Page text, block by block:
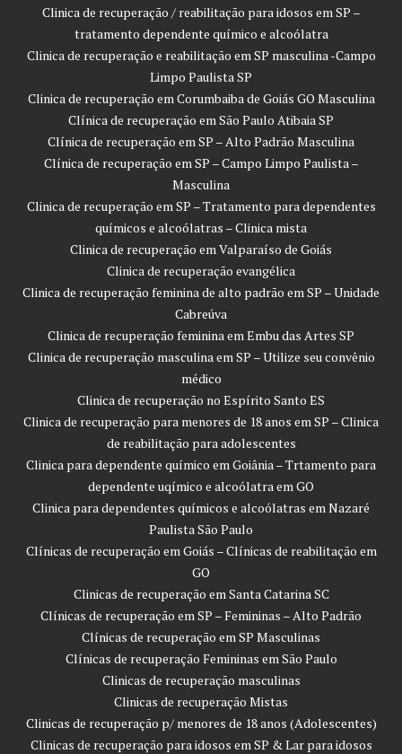
Clinica de recuperação / reabilitação para idosos em SP –
tratamento dependente químico e alcoólatra
Clinica de recuperação e reabilitação em SP masculina -Campo
Limpo Paulista SP
Clinica de recuperação em Corumbaiba de Goiás GO Masculina
Clínica de recuperação em São Paulo Atibaia SP
Clínica de recuperação em SP – Alto Padrão Masculina
Clínica de recuperação em SP – Campo Limpo Paulista –
Masculina
Clinica de recuperação em SP – Tratamento para dependentes
químicos e alcoólatras – Clinica mista
Clinica de recuperação em Valparaíso de Goiás
Clinica de recuperação evangélica
Clinica de recuperação feminina de alto padrão em SP – Unidade
Cabreúva
Clinica de recuperação feminina em Embu das Artes SP
Clinica de recuperação masculina em SP – Utilize seu convênio
médico
Clinica de recuperação no Espírito Santo ES
Clinica de recuperação para menores de 18 anos em SP – Clinica
de reabilitação para adolescentes
Clinica para dependente químico em Goiânia – Trtamento para
dependente uqímico e alcoólatra em GO
Clinica para dependentes químicos e alcoólatras em Nazaré
Paulista São Paulo
Clínicas de recuperação em Goiás – Clínicas de reabilitação em
GO
Clinicas de recuperação em Santa Catarina SC
Clínicas de recuperação em SP – Femininas – Alto Padrão
Clínicas de recuperação em SP Masculinas
Clínicas de recuperação Femininas em São Paulo
Clinicas de recuperação masculinas
Clinicas de recuperação Mistas
Clinicas de recuperação p/ menores de 18 anos (Adolescentes)
Clinicas de recuperação para idosos em SP & Lar para idosos